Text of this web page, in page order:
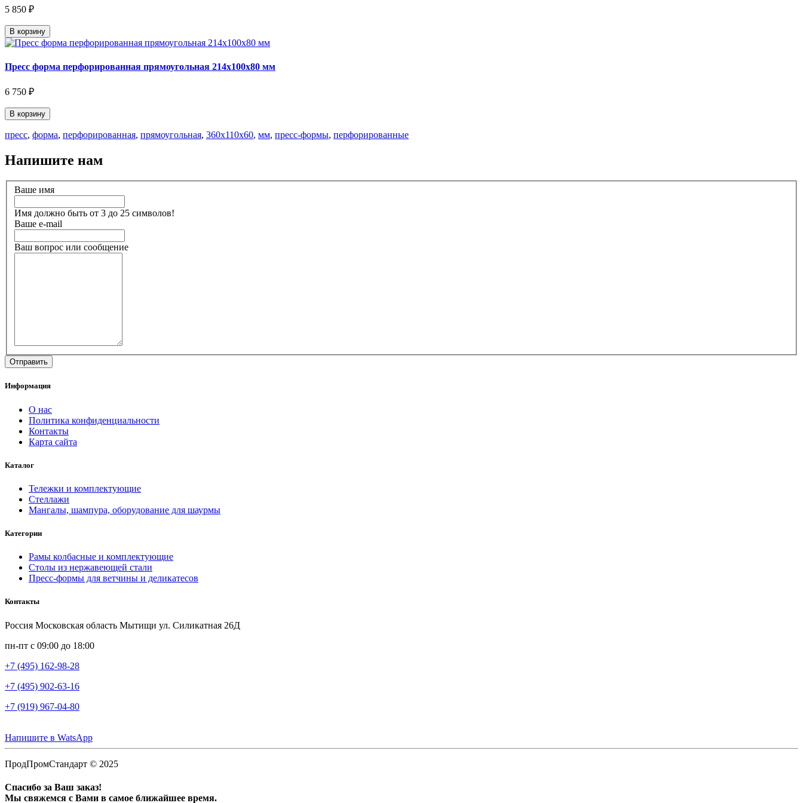
5 850 ₽
В корзину
Пресс форма перфорированная прямоугольная 214х100х80 мм
6 750 ₽
В корзину
пресс, форма, перфорированная, прямоугольная, 360х110х60, мм, пресс-формы, перфорированные
Напишите нам
Ваше имя
Имя должно быть от 3 до 25 символов!
Ваше e-mail
Ваш вопрос или сообщение
Информация
О нас
Политика конфиденциальности
Контакты
Карта сайта
Каталог
Тележки и комплектующие
Стеллажи
Мангалы, шампура, оборудование для шаурмы
Категории
Рамы колбасные и комплектующие
Столы из нержавеющей стали
Пресс-формы для ветчины и деликатесов
Контакты
Россия Московская область Мытищи ул. Силикатная 26Д
пн-пт с 09:00 до 18:00
+7 (495) 162-98-28
+7 (495) 902-63-16
+7 (919) 967-04-80
Напишите в WatsApp
ПродПромСтандарт © 2025
Спасибо за Ваш заказ!
Мы свяжемся с Вами в самое ближайшее время.